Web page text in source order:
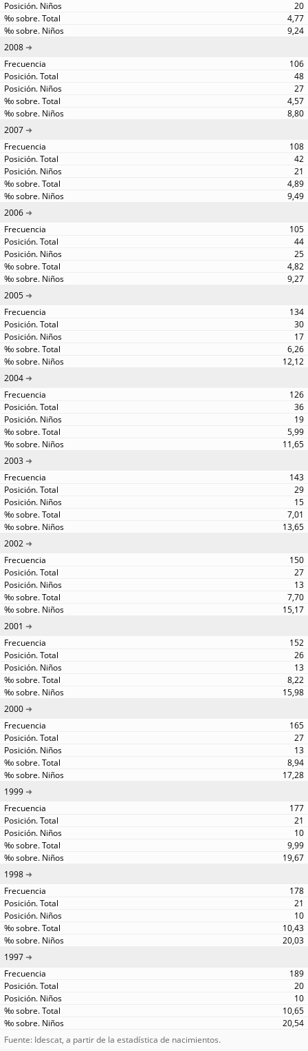
20
4,77
9,24
2008
106
48
27
4,57
8,80
2007
108
42
21
4,89
9,49
2006
105
44
25
4,82
9,27
2005
134
30
17
6,26
12,12
2004
126
36
19
5,99
11,65
2003
143
29
15
7,01
13,65
2002
150
27
13
7,70
15,17
2001
152
26
13
8,22
15,98
2000
165
27
13
8,94
17,28
1999
177
21
10
9,99
19,67
1998
178
21
10
10,43
20,03
1997
189
20
10
10,65
20,54
Fuente: Idescat, a partir de la estadística de nacimientos.